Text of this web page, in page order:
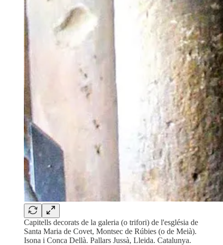
Capitells decorats de la galeria (o trifori) de l'església de
Santa Maria de Covet, Montsec de Rúbies (o de Meià).
Isona i Conca Dellà. Pallars Jussà, Lleida. Catalunya.